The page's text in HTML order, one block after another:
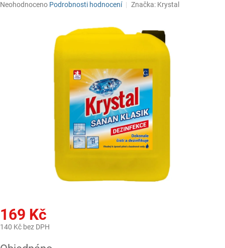
Průměrné
Neohodnoceno Podrobnosti hodnocení Značka: Krystal
169 Kč
140 Kč bez DPH